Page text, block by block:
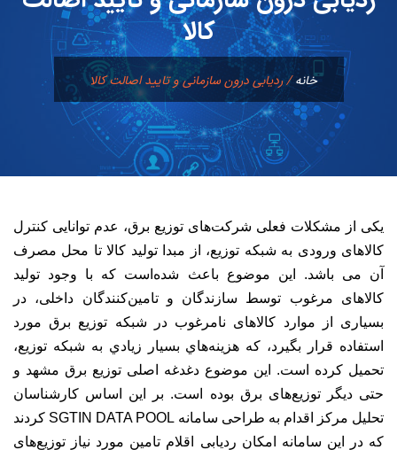
کالا
خانه/ردیابی درون سازمانی و تایید اصالت کالا
يكی از مشكلات فعلی شركت‌های توزيع برق، عدم توانايی كنترل
كالا‌های ورودی به شبكه توزيع، از مبدا توليد كالا تا محل مصرف
آن می باشد. اين موضوع باعث شده‌است كه با وجود توليد
كالاهای مرغوب توسط سازندگان و تامين‌كنندگان داخلی، در
بسياری از موارد كالاهای نامرغوب در شبكه توزيع برق مورد
استفاده قرار بگيرد، كه هزينه‌هاي بسيار زيادي به شبكه توزيع،
تحميل كرده است. اين موضوع دغدغه اصلی توزيع برق مشهد و
حتی ديگر توزيع‌های برق بوده است. بر اين اساس كارشناسان
تحليل مركز اقدام به طراحی سامانه‌ SGTIN DATA POOL كردند
كه در اين سامانه امكان رديابی اقلام تامين مورد نياز توزيع‌های